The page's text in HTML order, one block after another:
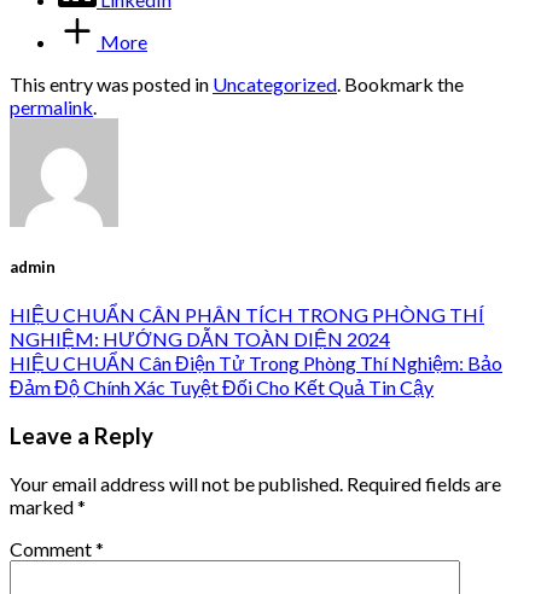
More
This entry was posted in Uncategorized. Bookmark the
permalink.
admin
HIỆU CHUẨN CÂN PHÂN TÍCH TRONG PHÒNG THÍ
NGHIỆM: HƯỚNG DẪN TOÀN DIỆN 2024
HIỆU CHUẨN Cân Điện Tử Trong Phòng Thí Nghiệm: Bảo
Đảm Độ Chính Xác Tuyệt Đối Cho Kết Quả Tin Cậy
Leave a Reply
Your email address will not be published. Required fields are
marked*
Comment*